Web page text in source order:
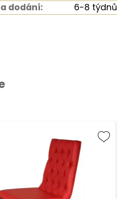
dodání:
6-8 týdnů